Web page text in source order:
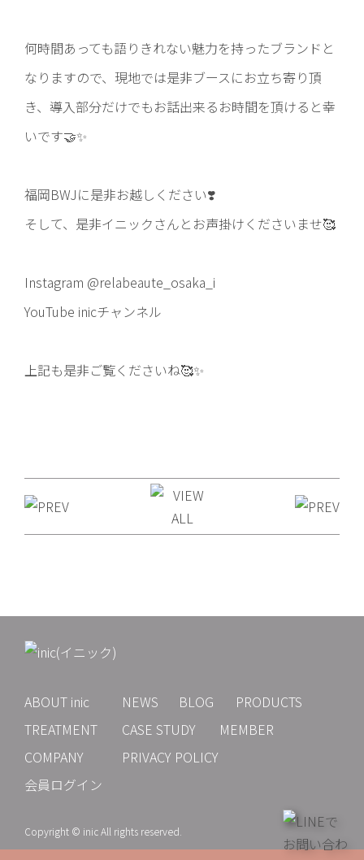
何時間あっても語りきれない魅力を持ったブランドと
なりますので、現地では是非ブースにお立ち寄り頂
き、導入部分だけでもお話出来るお時間を頂けると幸
いです🤝✨
福岡BWJに是非お越しください❣️
そして、是非イニックさんとお声掛けくださいませ🥰
Instagram @relabeaute_osaka_i
YouTube inicチャンネル
上記も是非ご覧くださいね🥰✨
ABOUT inic NEWS BLOG
PRODUCTS
TREATMENT
CASE STUDY
MEMBER
COMPANY
PRIVACY POLICY
会員ログイン
Copyright © inic All rights reserved.